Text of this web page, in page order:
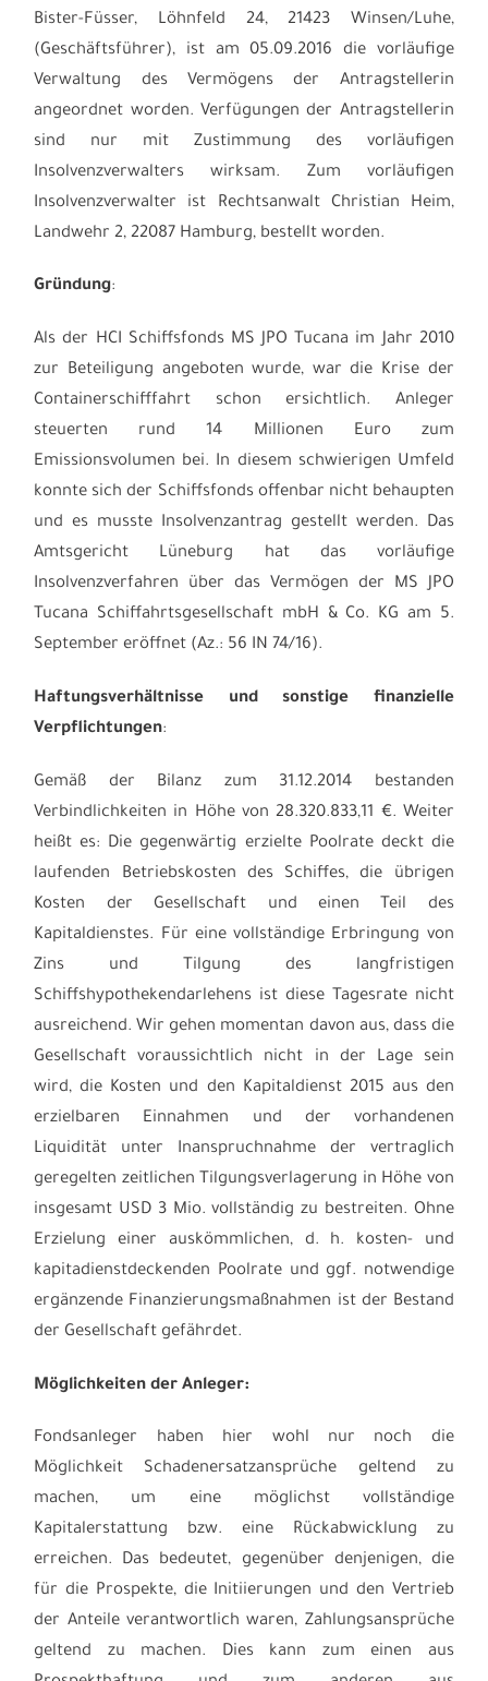
Bister-Füsser, Löhnfeld 24, 21423 Winsen/Luhe,
(Geschäftsführer), ist am 05.09.2016 die vorläufige
Verwaltung des Vermögens der Antragstellerin
angeordnet worden. Verfügungen der Antragstellerin
sind nur mit Zustimmung des vorläufigen
Insolvenzverwalters wirksam. Zum vorläufigen
Insolvenzverwalter ist Rechtsanwalt Christian Heim,
Landwehr 2, 22087 Hamburg, bestellt worden.
Gründung:
Als der HCI Schiffsfonds MS JPO Tucana im Jahr 2010
zur Beteiligung angeboten wurde, war die Krise der
Containerschifffahrt schon ersichtlich. Anleger
steuerten rund 14 Millionen Euro zum
Emissionsvolumen bei. In diesem schwierigen Umfeld
konnte sich der Schiffsfonds offenbar nicht behaupten
und es musste Insolvenzantrag gestellt werden. Das
Amtsgericht Lüneburg hat das vorläufige
Insolvenzverfahren über das Vermögen der MS JPO
Tucana Schiffahrtsgesellschaft mbH & Co. KG am 5.
September eröffnet (Az.: 56 IN 74/16).
Haftungsverhältnisse und sonstige finanzielle
Verpflichtungen:
Gemäß der Bilanz zum 31.12.2014 bestanden
Verbindlichkeiten in Höhe von 28.320.833,11 €. Weiter
heißt es: Die gegenwärtig erzielte Poolrate deckt die
laufenden Betriebskosten des Schiffes, die übrigen
Kosten der Gesellschaft und einen Teil des
Kapitaldienstes. Für eine vollständige Erbringung von
Zins und Tilgung des langfristigen
Schiffshypothekendarlehens ist diese Tagesrate nicht
ausreichend. Wir gehen momentan davon aus, dass die
Gesellschaft voraussichtlich nicht in der Lage sein
wird, die Kosten und den Kapitaldienst 2015 aus den
erzielbaren Einnahmen und der vorhandenen
Liquidität unter Inanspruchnahme der vertraglich
geregelten zeitlichen Tilgungsverlagerung in Höhe von
insgesamt USD 3 Mio. vollständig zu bestreiten. Ohne
Erzielung einer auskömmlichen, d. h. kosten- und
kapitadienstdeckenden Poolrate und ggf. notwendige
ergänzende Finanzierungsmaßnahmen ist der Bestand
der Gesellschaft gefährdet.
Möglichkeiten der Anleger:
Fondsanleger haben hier wohl nur noch die
Möglichkeit Schadenersatzansprüche geltend zu
machen, um eine möglichst vollständige
Kapitalerstattung bzw. eine Rückabwicklung zu
erreichen. Das bedeutet, gegenüber denjenigen, die
für die Prospekte, die Initiierungen und den Vertrieb
der Anteile verantwortlich waren, Zahlungsansprüche
geltend zu machen. Dies kann zum einen aus